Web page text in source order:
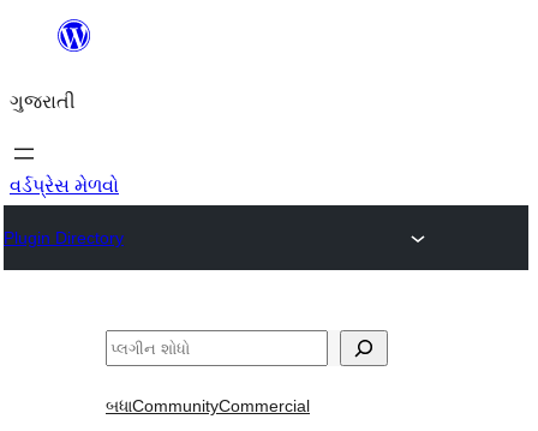
કંટેન્ટ(લખાણ)
જાઓ
ગુજરાતી
વર્ડપ્રેસ મેળવો
Plugin Directory
શોધો
બધાCommunityCommercial